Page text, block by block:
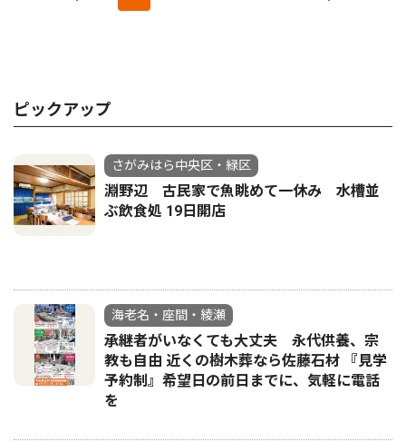
ピックアップ
さがみはら中央区・緑区
淵野辺 古民家で魚眺めて一休み 水槽並
ぶ飲食処 19日開店
海老名・座間・綾瀬
承継者がいなくても大丈夫 永代供養、宗
教も自由 近くの樹木葬なら佐藤石材 『見学
予約制』希望日の前日までに、気軽に電話
を